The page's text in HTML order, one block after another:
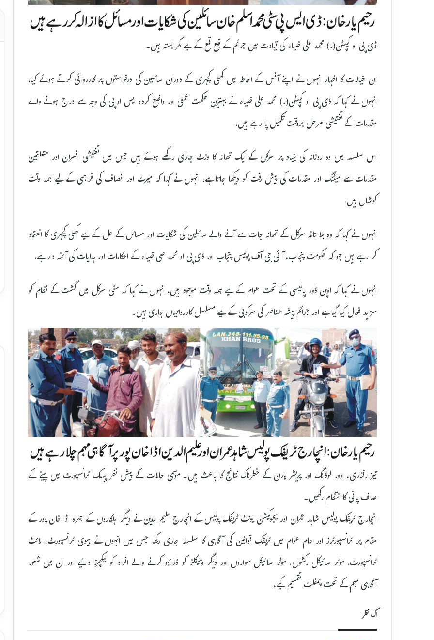
ڈی پی او کیپٹن(ر) محمد علی ضیاء کی قیادت میں جرائم کے قلع قمع کے لیے کمر بستہ ہیں۔
ان خیالات کا اظہار انہوں نے اپنے آفس کے احاطہ میں کھلی کچہری کے دوران سائلین کی درخواستوں پر کارروائی کرتے ہوئے کیا،
انہوں نے کہا کہ ڈی پی او کیپٹن(ر) محمد علی ضیاء نے بہترین حکمت عملی اور واضع کردہ ایس او پی کی وجہ سے درج ہونے والے
مقدمات کے تفتیشی مراحل بروقت تکمیل پا رہے ہیں،
اس سلسلہ میں وہ روزانہ کی بنیاد پر سرکل کے ایک تھانہ کا وزٹ جاری رکھے ہوئے ہیں جس میں تفتیشی افسران اور متعلقین
مقدمات سے میٹنگ اور مقدمات کی پیش رفت کو دیکھا جاتا ہے، انہوں نے کہا کہ میرٹ اور انصاف کی فراہمی کے لیے ہمہ وقت
کوشاں ہیں،
انہوں نے کہا کہ وہ بلا ناغہ سرکل کے تھانہ جات سے آنے والے سائلین کی شکایات اور مسائل کے حل کے لیے کھلی کچہری کا انعقاد
کر رہے ہیں جو کہ حکومت پنجاب، آئی جی آف پولیس پنجاب اور ڈی پی او محمد علی ضیاء کے احکامات اور ہدایات کی آئنہ دار ہے،
انہوں نے کہا کہ اوپن ڈور پالیسی کے تحت عوام کے لیے ہمہ وقت موجود ہیں، انہوں نے کہا کہ سٹی سرکل میں گشت کے نظام کو
مزید فعال کیا گیا ہے اور جرائم پیشہ عناصر کی سرکوبی کے لیے مسلسل کارروائیاں جاری ہیں۔
تیز رفتاری، اوور لوڈنگ اور پریشر ہارن کے خطرناک نتائج کا باعث ہیں۔ موسمی حالات کے پیش نظر پبلک ٹرانسپورٹ میں پینے کے
صاف پانی کا انتظام رکھیں۔
انچارج ٹریفک پولیس شاہد عمران اور ایجوکیشن یونٹ ٹریفک پولیس کے انچارج علیم الدین نے دیگر اہلکاروں کے ہمراہ اڈا خان پور کے
مقام پر ٹرانسپورٹرز اور عام عوام میں ٹریفک قوانین کی آگاہی کا سلسلہ جاری رکھا جس میں انہوں نے ہیوی ٹرانسپورٹ، لائٹ
ٹرانسپورٹ، موٹر سائیکل رکشوں، موٹر سائیکل سواروں اور دیگر وہیکلز کو ڈرائیو کرنے والے افراد کو لیکچرز دئیے اور ان میں شعور
آگاہی مہم کے تحت پمفلٹ تقسیم کیے،
اک نظر